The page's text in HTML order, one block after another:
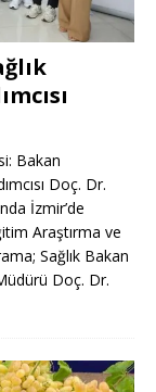
Bakan
Doç. Dr.
İzmir’de
Araştırma ve
Sağlık Bakan
Doç. Dr.